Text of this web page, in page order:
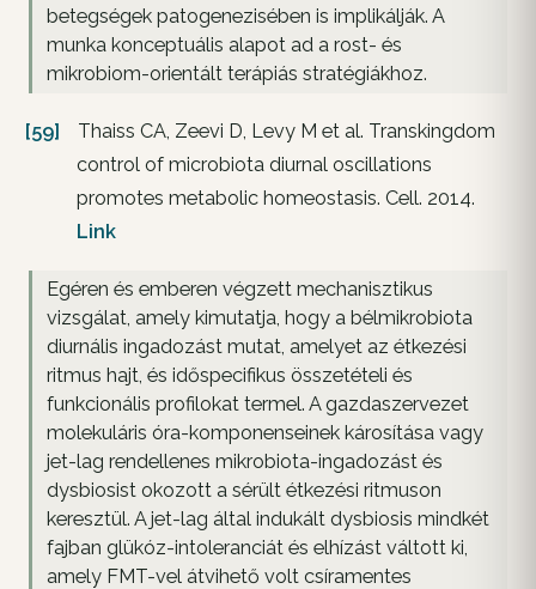
betegségek patogenezisében is implikálják. A
munka konceptuális alapot ad a rost- és
mikrobiom-orientált terápiás stratégiákhoz.
[59]
Thaiss CA, Zeevi D, Levy M et al. Transkingdom
control of microbiota diurnal oscillations
promotes metabolic homeostasis. Cell. 2014.
Link
Egéren és emberen végzett mechanisztikus
vizsgálat, amely kimutatja, hogy a bélmikrobiota
diurnális ingadozást mutat, amelyet az étkezési
ritmus hajt, és időspecifikus összetételi és
funkcionális profilokat termel. A gazdaszervezet
molekuláris óra-komponenseinek károsítása vagy
jet-lag rendellenes mikrobiota-ingadozást és
dysbiosist okozott a sérült étkezési ritmuson
keresztül. A jet-lag által indukált dysbiosis mindkét
fajban glükóz-intoleranciát és elhízást váltott ki,
amely FMT-vel átvihető volt csíramentes